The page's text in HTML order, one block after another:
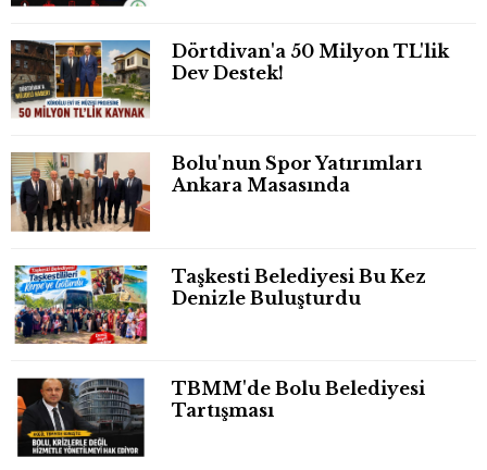
Dörtdivan'a 50 Milyon TL'lik
Dev Destek!
Bolu'nun Spor Yatırımları
Ankara Masasında
Taşkesti Belediyesi Bu Kez
Denizle Buluşturdu
TBMM'de Bolu Belediyesi
Tartışması